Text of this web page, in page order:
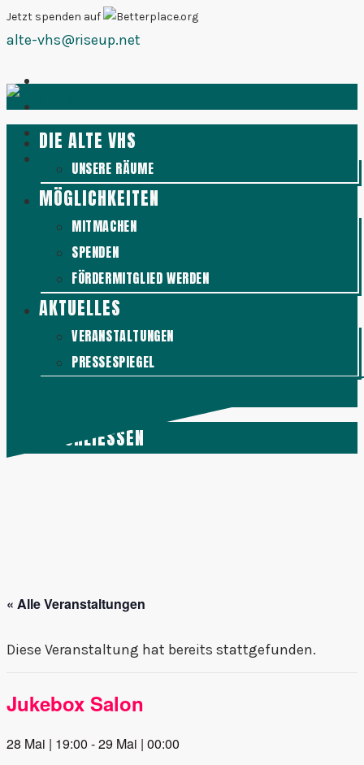
Zum
Inhalt
Jetzt spenden auf
alte-vhs@riseup.net
DIE ALTE VHS
UNSERE RÄUME
MÖGLICHKEITEN
MITMACHEN
SPENDEN
FÖRDERMITGLIED WERDEN
AKTUELLES
VERANSTALTUNGEN
PRESSESPIEGEL
SCHLIESSEN
« Alle Veranstaltungen
Diese Veranstaltung hat bereits stattgefunden.
Jukebox Salon
28 Mai | 19:00 -29 Mai | 00:00